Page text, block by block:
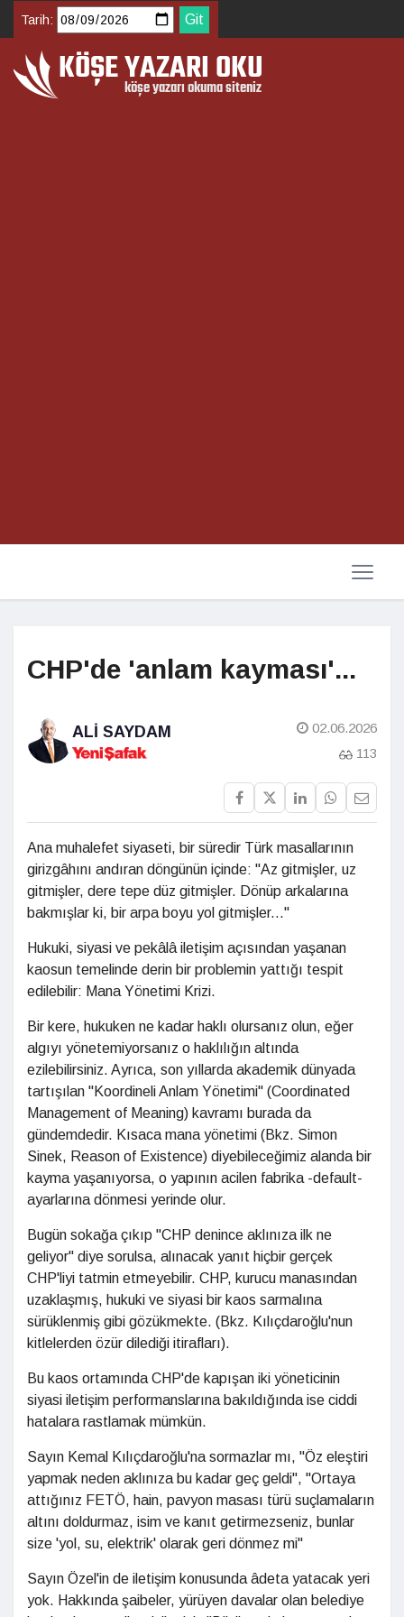
Tarih:
CHP'de 'anlam kayması'...
ALI SAYDAM
02.06.2026
113
Ana muhalefet siyaseti, bir süredir Türk masallarının
girizgâhını andıran döngünün içinde: "Az gitmişler, uz
gitmişler, dere tepe düz gitmişler. Dönüp arkalarına
bakmışlar ki, bir arpa boyu yol gitmişler..."
Hukuki, siyasi ve pekâlâ iletişim açısından yaşanan
kaosun temelinde derin bir problemin yattığı tespit
edilebilir: Mana Yönetimi Krizi.
Bir kere, hukuken ne kadar haklı olursanız olun, eğer
algıyı yönetemiyorsanız o haklılığın altında
ezilebilirsiniz. Ayrıca, son yıllarda akademik dünyada
tartışılan "Koordineli Anlam Yönetimi" (Coordinated
Management of Meaning) kavramı burada da
gündemdedir. Kısaca mana yönetimi (Bkz. Simon
Sinek, Reason of Existence) diyebileceğimiz alanda bir
kayma yaşanıyorsa, o yapının acilen fabrika -default-
ayarlarına dönmesi yerinde olur.
Bugün sokağa çıkıp "CHP denince aklınıza ilk ne
geliyor" diye sorulsa, alınacak yanıt hiçbir gerçek
CHP'liyi tatmin etmeyebilir. CHP, kurucu manasından
uzaklaşmış, hukuki ve siyasi bir kaos sarmalına
sürüklenmiş gibi gözükmekte. (Bkz. Kılıçdaroğlu'nun
kitlelerden özür dilediği itirafları).
Bu kaos ortamında CHP'de kapışan iki yöneticinin
siyasi iletişim performanslarına bakıldığında ise ciddi
hatalara rastlamak mümkün.
Sayın Kemal Kılıçdaroğlu'na sormazlar mı, "Öz eleştiri
yapmak neden aklınıza bu kadar geç geldi", "Ortaya
attığınız FETÖ, hain, pavyon masası türü suçlamaların
altını doldurmaz, isim ve kanıt getirmezseniz, bunlar
size 'yol, su, elektrik' olarak geri dönmez mi"
Sayın Özel'in de iletişim konusunda âdeta yatacak yeri
yok. Hakkında şaibeler, yürüyen davalar olan belediye